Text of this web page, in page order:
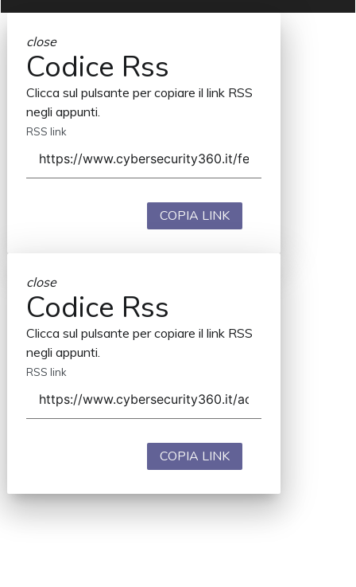
close
Codice Rss
Clicca sul pulsante per copiare il link RSS
negli appunti.
RSS link
COPIA LINK
close
Codice Rss
Clicca sul pulsante per copiare il link RSS
negli appunti.
RSS link
COPIA LINK